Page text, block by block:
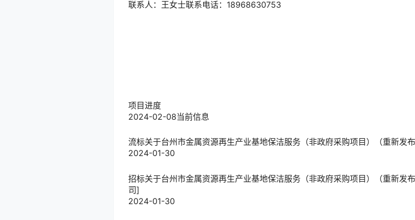
联系人：王女士联系电话：18968630753
项目进度
2024-02-08当前信息
流标关于台州市金属资源再生产业基地保洁服务（非政府采购项目）（重新发
2024-01-30
招标关于台州市金属资源再生产业基地保洁服务（非政府采购项目）（重新发
司]
2024-01-30